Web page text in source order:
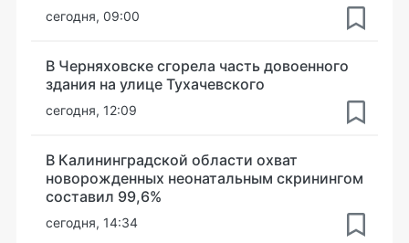
сегодня, 09:00
В Черняховске сгорела часть довоенного
здания на улице Тухачевского
сегодня, 12:09
В Калининградской области охват
новорожденных неонатальным скринингом
составил 99,6%
сегодня, 14:34